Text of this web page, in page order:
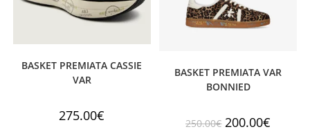
BASKET PREMIATA CASSIE
VAR
275.00€
BASKET PREMIATA VAR
BONNIED
250.00€ 200.00€